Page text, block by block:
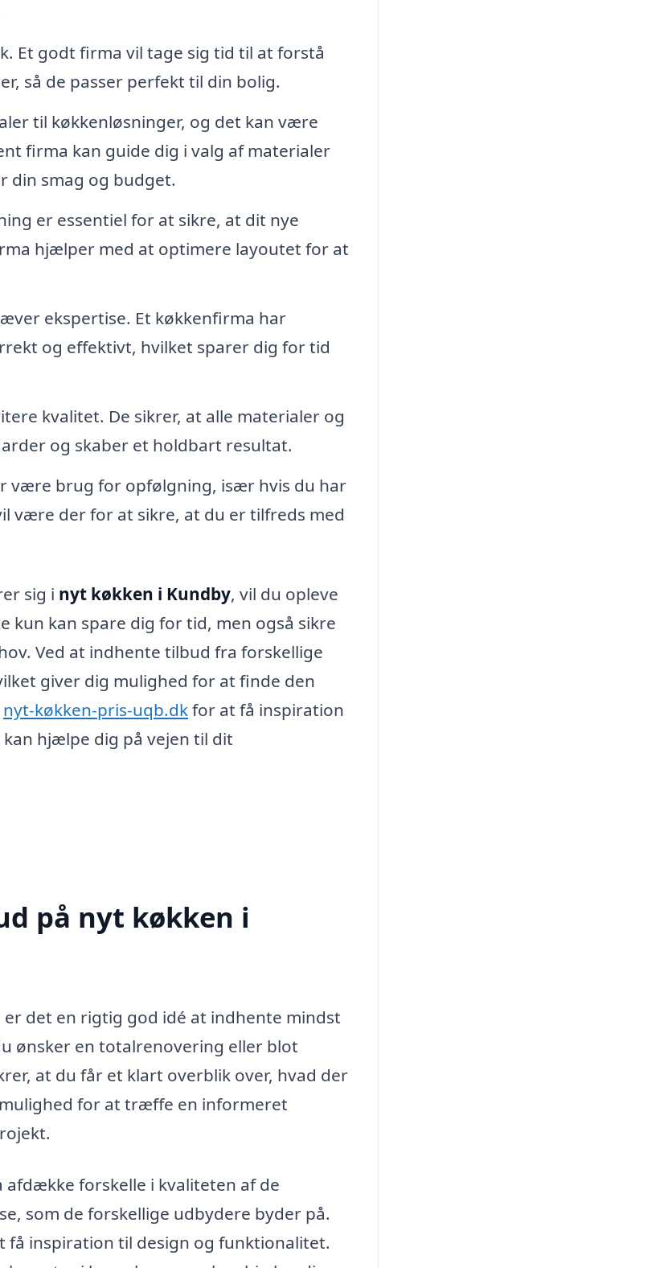
Et godt firma vil tage sig tid til at forstå
så de passer perfekt til din bolig.
til køkkenløsninger, og det kan være
firma kan guide dig i valg af materialer
din smag og budget.
er essentiel for at sikre, at dit nye
hjælper med at optimere layoutet for at
ekspertise. Et køkkenfirma har
og effektivt, hvilket sparer dig for tid
kvalitet. De sikrer, at alle materialer og
og skaber et holdbart resultat.
være brug for opfølgning, især hvis du har
være der for at sikre, at du er tilfreds med
sig i nyt køkken i Kundby, vil du opleve
kun kan spare dig for tid, men også sikre
Ved at indhente tilbud fra forskellige
giver dig mulighed for at finde den
nyt-køkken-pris-uqb.dkfor at få inspiration
hjælpe dig på vejen til dit
på nyt køkken i
er det en rigtig god idé at indhente mindst
ønsker en totalrenovering eller blot
at du får et klart overblik over, hvad der
for at træffe en informeret
afdække forskelle i kvaliteten af de
som de forskellige udbydere byder på.
inspiration til design og funktionalitet.